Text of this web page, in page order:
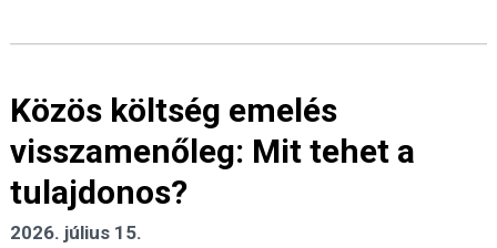
Közös költség emelés
visszamenőleg: Mit tehet a
tulajdonos?
2026. július 15.